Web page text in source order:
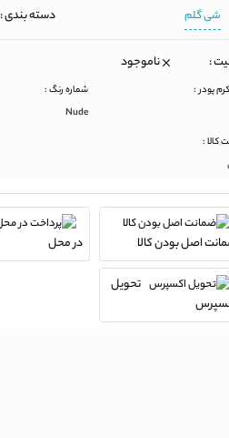
شی گلم دسته بندی :
: ناموجود
پودر :
شماره رنگ :
Nude
کالا :
اصل بودن کالا
در محل
تحویل